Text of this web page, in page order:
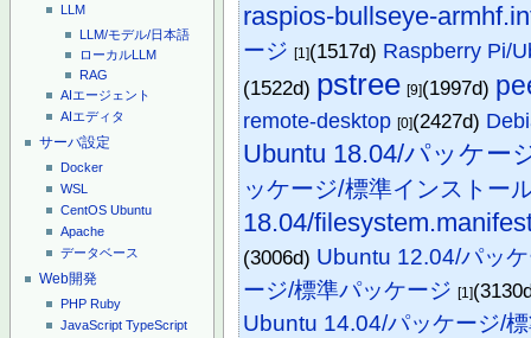
LLM
LLM/モデル/日本語
ローカルLLM
RAG
AIエージェント
AIエディタ
サーバ設定
Docker
WSL
CentOS Ubuntu
Apache
データベース
Web開発
PHP Ruby
JavaScript TypeScript
raspios-bullseye-
ージ [1](1517d) Raspberry Pi/
(1522d) pstree [9](1997d)
remote-desktop [0](2427d)
Ubuntu 18.04/パッケー
ッケージ/標準インストー
18.04/
(3006d) Ubuntu 12.04/パッ
ージ/標準パッケージ [1]
Ubuntu 14.04/パッケージ/